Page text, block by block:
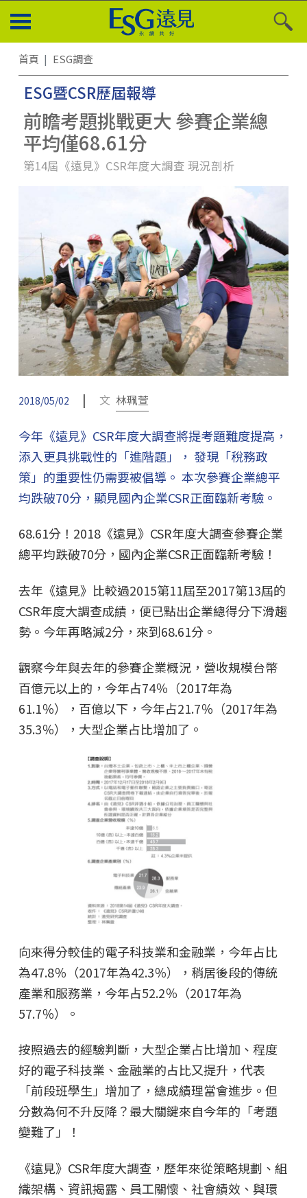
首頁 ESG調查
ESG暨CSR歷屆報導
前瞻考題挑戰更大 參賽企業總
平均僅68.61分
第14屆《遠見》CSR年度大調查 現況剖析
2018/05/02 | 文 林珮萱
今年《遠見》CSR年度大調查將提考題難度提高，
添入更具挑戰性的「進階題」， 發現「稅務政
策」的重要性仍需要被倡導。 本次參賽企業總平
均跌破70分，顯見國內企業CSR正面臨新考驗。
68.61分！2018《遠見》CSR年度大調查參賽企業
總平均跌破70分，國內企業CSR正面臨新考驗！
去年《遠見》比較過2015第11屆至2017第13屆的
CSR年度大調查成績，便已點出企業總得分下滑趨
勢。今年再略減2分，來到68.61分。
觀察今年與去年的參賽企業概況，營收規模台幣
百億元以上的，今年占74％（2017年為
61.1％），百億以下，今年占21.7％（2017年為
35.3％），大型企業占比增加了。
向來得分較佳的電子科技業和金融業，今年占比
為47.8％（2017年為42.3％），稍居後段的傳統
產業和服務業，今年占52.2％（2017年為
57.7％）。
按照過去的經驗判斷，大型企業占比增加、程度
好的電子科技業、金融業的占比又提升，代表
「前段班學生」增加了，總成績理當會進步。但
分數為何不升反降？最大關鍵來自今年的「考題
變難了」！
《遠見》CSR年度大調查，歷年來從策略規劃、組
織架構、資訊揭露、員工關懷、社會績效、與環